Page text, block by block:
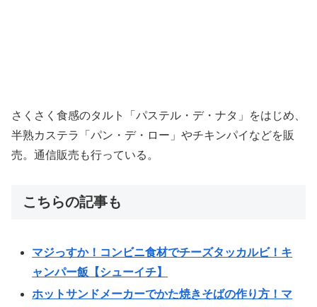
さくさく食感のタルト「パステル・デ・ナタ」をはじめ、
半熟カステラ「パン・デ・ロー」やチキンパイなどを販
売。通信販売も行っている。
こちらの記事も
マジっすか！コンビニ食材でチーズタッカルビ！キ
ャンパー飯【シューイチ】
ホットサンドメーカーでかた焼きそばの作り方！マ